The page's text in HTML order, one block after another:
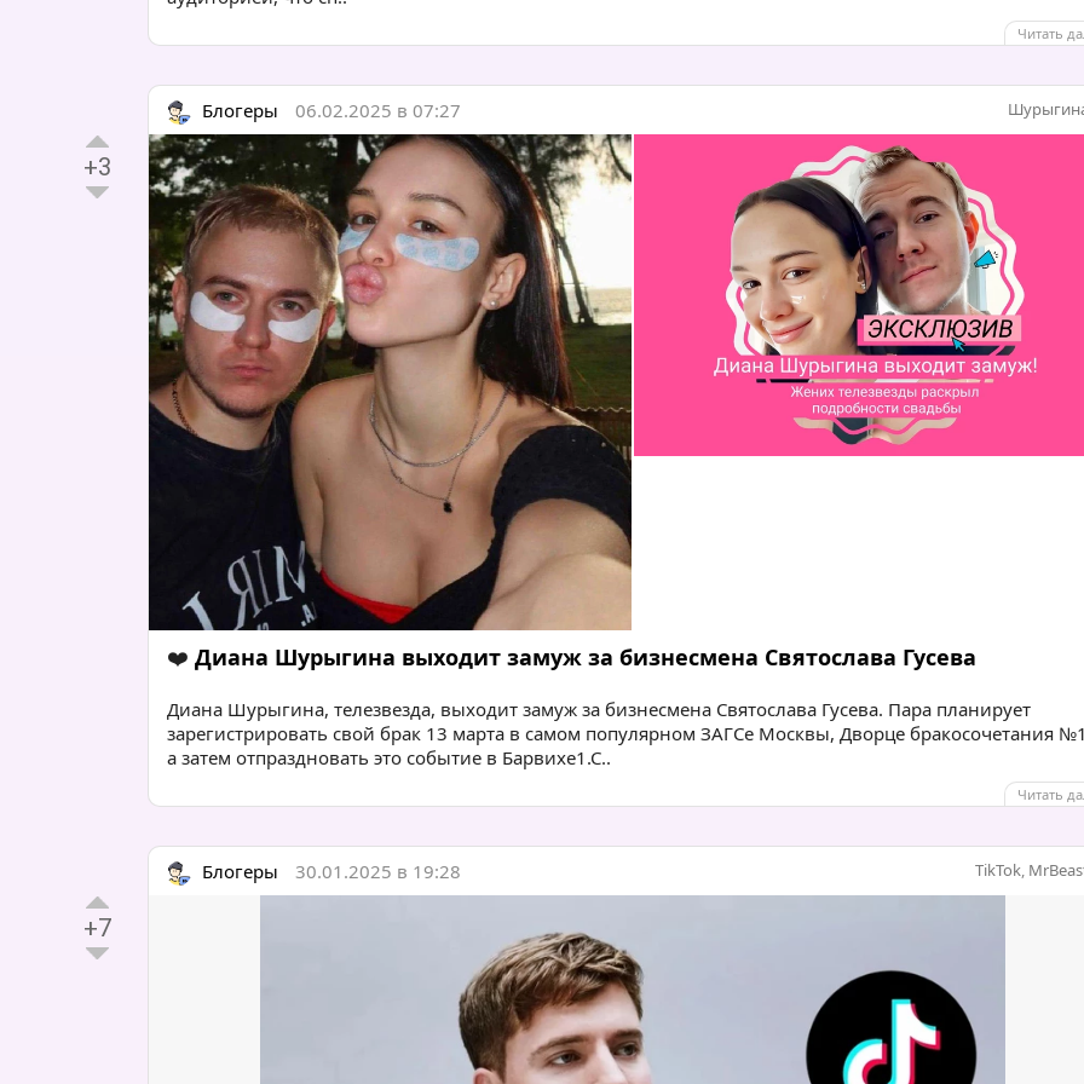
Читать
Блогеры 06.02.2025 в 07:27
+3
❤️ Диана Шурыгина выходит замуж за бизнесмена Святослава Гусева
Диана Шурыгина, телезвезда, выходит замуж за бизнесмена Святослава Гусева. Пара планирует
зарегистрировать свой брак 13 марта в самом популярном ЗАГСе Москвы, Дворце бракосочетания
а затем отпраздновать это событие в Барвихе1 .С..
Читать
Блогеры 30.01.2025 в 19:28 TikTok
+7